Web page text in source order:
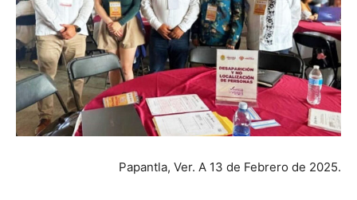
Papantla, Ver. A 13 de Febrero de 2025.